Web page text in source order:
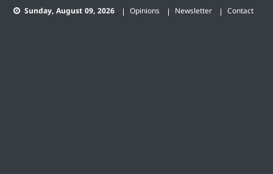
Skip
Sunday, August 09, 2026 Opinions Newsletter Contact